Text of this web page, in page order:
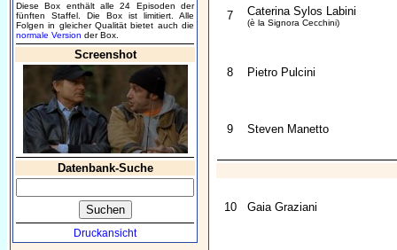
Diese Box enthält alle 24 Episoden der
fünften Staffel. Die Box ist limitiert. Alle
Folgen in gleicher Qualität bietet auch die
normale Version der Box.
Screenshot
Datenbank-Suche
Druckansicht
7 Caterina Sylos Labini
(è la Signora Cecchini)
8 Pietro Pulcini
9 Steven Manetto
10 Gaia Graziani